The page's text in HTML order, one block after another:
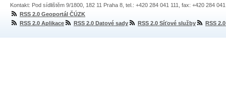
Kontakt: Pod sídlištěm 9/1800, 182 11 Praha 8, tel.: +420 284 041 111, fax: +420 284
RSS 2.0 Geoportál ČÚZK
RSS 2.0 Aplikace
RSS 2.0 Datové sady RSS 2.0 Síťové služby RSS